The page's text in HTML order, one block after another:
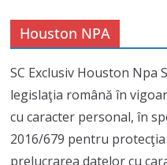
Houston NPA
SC Exclusiv Houston Npa
legislaţia română în
cu caracter personal, în
2016/679 pentru
prelucrarea datelor cu